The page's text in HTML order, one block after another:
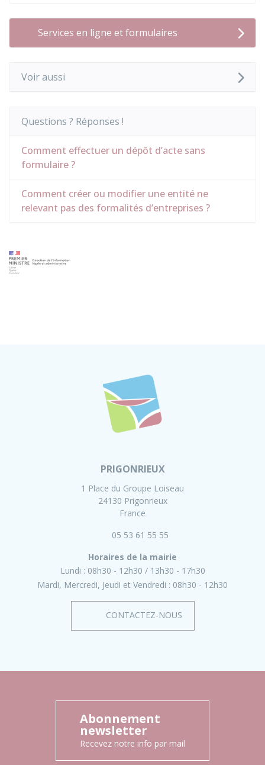
Services en ligne et formulaires
Voir aussi
Questions ? Réponses !
Comment effectuer un dépôt d’acte sans
formulaire ?
Comment créer ou modifier une entité ne
relevant pas des formalités d’entreprises ?
PRIGONRIEUX
1 Place du Groupe Loiseau
24130 Prigonrieux
France
05 53 61 55 55
Horaires de la mairie
Lundi : 08h30 - 12h30
13h30 - 17h30
Mardi, Mercredi, Jeudi et Vendredi : 08h30 - 12h30
CONTACTEZ-NOUS
Abonnement
newsletter
Recevez notre info par mail